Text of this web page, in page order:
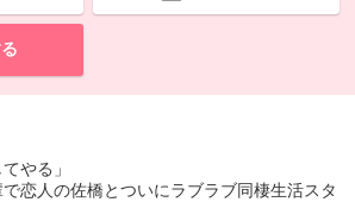
やる」
恋人の佐橋とついにラブラブ同棲生活スタ